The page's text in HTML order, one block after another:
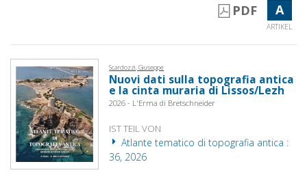
PDF A
ARTIKEL
Scardozzi, Giuseppe
Nuovi dati sulla topografia antica
e la cinta muraria di Lissos/Lezh
2026 - L'Erma di Bretschneider
IST TEIL VON
Atlante tematico di topografia antica :
36, 2026